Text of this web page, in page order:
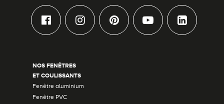
NOS FENÊTRES
ET COULISSANTS
Fenêtre aluminium
Fenêtre PVC